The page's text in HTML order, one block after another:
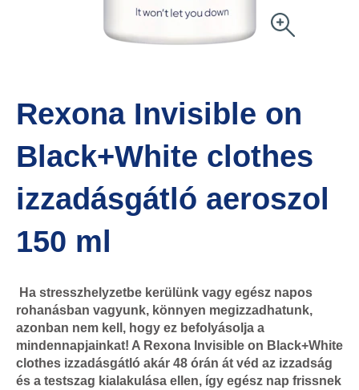
Rexona Invisible on
Black+White clothes
izzadásgátló aeroszol
150 ml
Ha stresszhelyzetbe kerülünk vagy egész napos
rohanásban vagyunk, könnyen megizzadhatunk,
azonban nem kell, hogy ez befolyásolja a
mindennapjainkat! A Rexona Invisible on Black+White
clothes izzadásgátló akár 48 órán át véd az izzadság
és a testszag kialakulása ellen, így egész nap frissnek